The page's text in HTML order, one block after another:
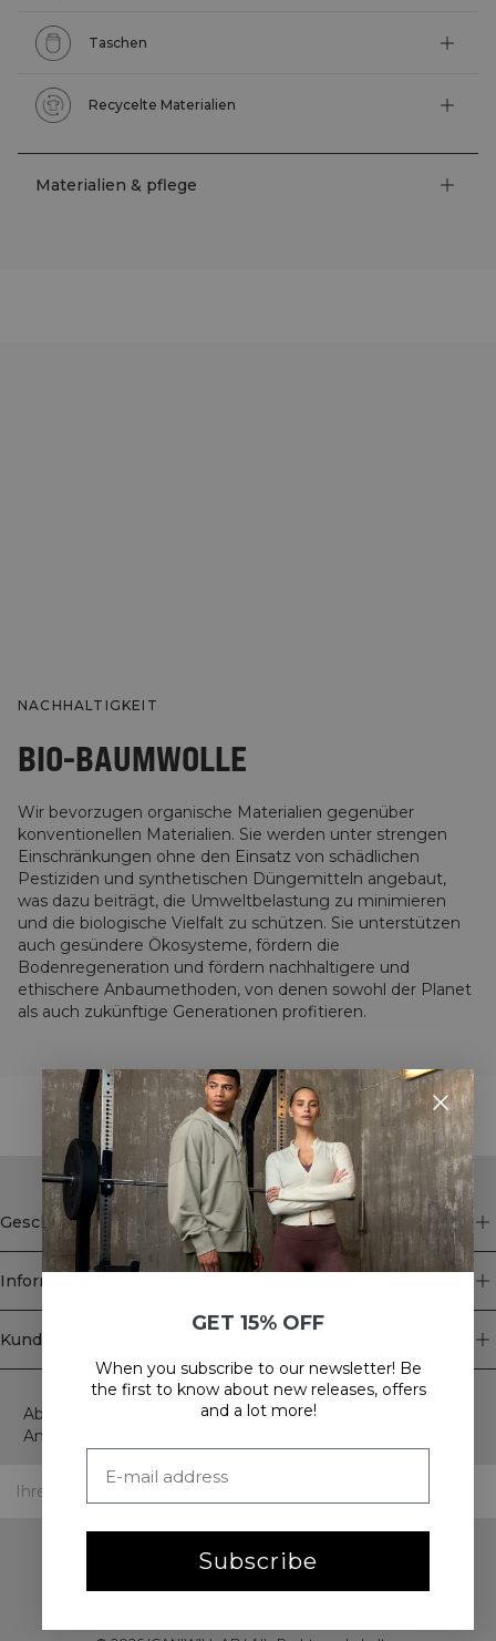
Taschen
Recycelte Materialien
Materialien & pflege
NACHHALTIGKEIT
BIO-BAUMWOLLE
Wir bevorzugen organische Materialien gegenüber
konventionellen Materialien. Sie werden unter strengen
Einschränkungen ohne den Einsatz von schädlichen
Pestiziden und synthetischen Düngemitteln angebaut,
was dazu beiträgt, die Umweltbelastung zu minimieren
und die biologische Vielfalt zu schützen. Sie unterstützen
auch gesündere Ökosysteme, fördern die
Bodenregeneration und fördern nachhaltigere und
ethischere Anbaumethoden, von denen sowohl der Planet
als auch zukünftige Generationen profitieren.
STYLE WITH
Geschäft
Information
Kundendienst
Newsletter
Abonnieren Sie unseren Newsletter! Erhalten Sie exklusive
Angebote, unsere neuesten Nachrichten und vieles mehr.
GET 15% OFF
When you subscribe to our newsletter! Be
the first to know about new releases, offers
and a lot more!
Subscribe